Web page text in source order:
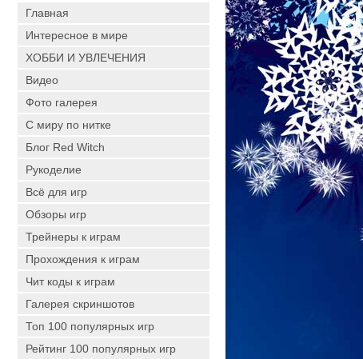
Главная
Интересное в мире
ХОББИ И УВЛЕЧЕНИЯ
Видео
Фото галерея
С миру по нитке
Блог Red Witch
Рукоделие
Всё для игр
Обзоры игр
Трейнеры к играм
Прохождения к играм
Чит коды к играм
Галерея скриншотов
Топ 100 популярных игр
Рейтинг 100 популярных игр